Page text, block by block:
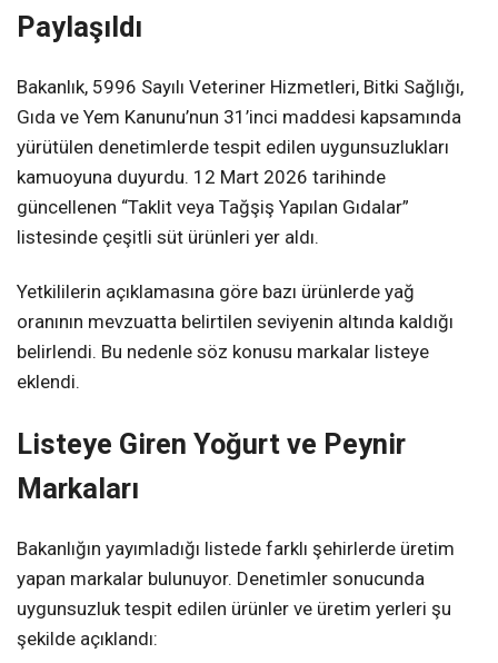
Paylaşıldı
Bakanlık, 5996 Sayılı Veteriner Hizmetleri, Bitki Sağlığı,
Gıda ve Yem Kanunu’nun 31’inci maddesi kapsamında
yürütülen denetimlerde tespit edilen uygunsuzlukları
kamuoyuna duyurdu. 12 Mart 2026 tarihinde
güncellenen “Taklit veya Tağşiş Yapılan Gıdalar”
listesinde çeşitli süt ürünleri yer aldı.
Yetkililerin açıklamasına göre bazı ürünlerde yağ
oranının mevzuatta belirtilen seviyenin altında kaldığı
belirlendi. Bu nedenle söz konusu markalar listeye
eklendi.
Listeye Giren Yoğurt ve Peynir
Markaları
Bakanlığın yayımladığı listede farklı şehirlerde üretim
yapan markalar bulunuyor. Denetimler sonucunda
uygunsuzluk tespit edilen ürünler ve üretim yerleri şu
şekilde açıklandı: